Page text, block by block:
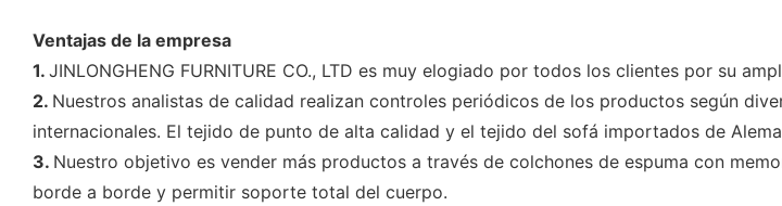
Ventajas de la empresa
1. JINLONGHENG FURNITURE CO., LTD es muy elogiado por todos los clientes por su
2. Nuestros analistas de calidad realizan controles periódicos de los productos según
internacionales. El tejido de punto de alta calidad y el tejido del sofá importados de
3. Nuestro objetivo es vender más productos a través de colchones de espuma con
borde a borde y permitir soporte total del cuerpo.